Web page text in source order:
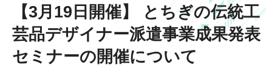
【3月19日開催】 とちぎの伝統工
芸品デザイナー派遣事業成果発表
セミナーの開催について